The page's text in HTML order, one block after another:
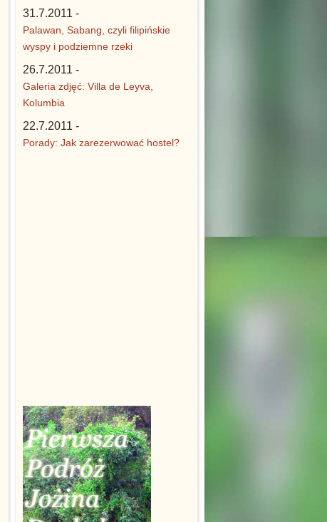
31.7.2011 -
Palawan, Sabang, czyli filipińskie
wyspy i podziemne rzeki
26.7.2011 -
Galeria zdjęć: Villa de Leyva,
Kolumbia
22.7.2011 -
Porady: Jak zarezerwować hostel?